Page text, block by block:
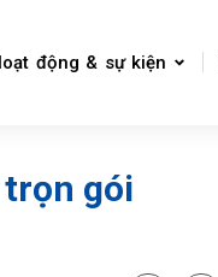
động & sự kiện
gói